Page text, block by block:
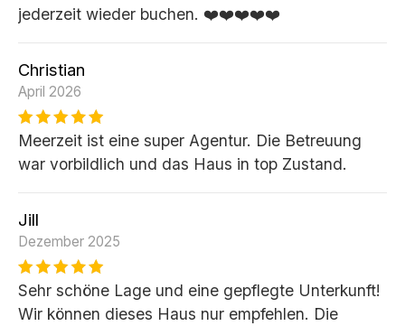
jederzeit wieder buchen. ❤️❤️❤️❤️❤️
Christian
April 2026
Meerzeit ist eine super Agentur. Die Betreuung
war vorbildlich und das Haus in top Zustand.
Jill
Dezember 2025
Sehr schöne Lage und eine gepflegte Unterkunft!
Wir können dieses Haus nur empfehlen. Die